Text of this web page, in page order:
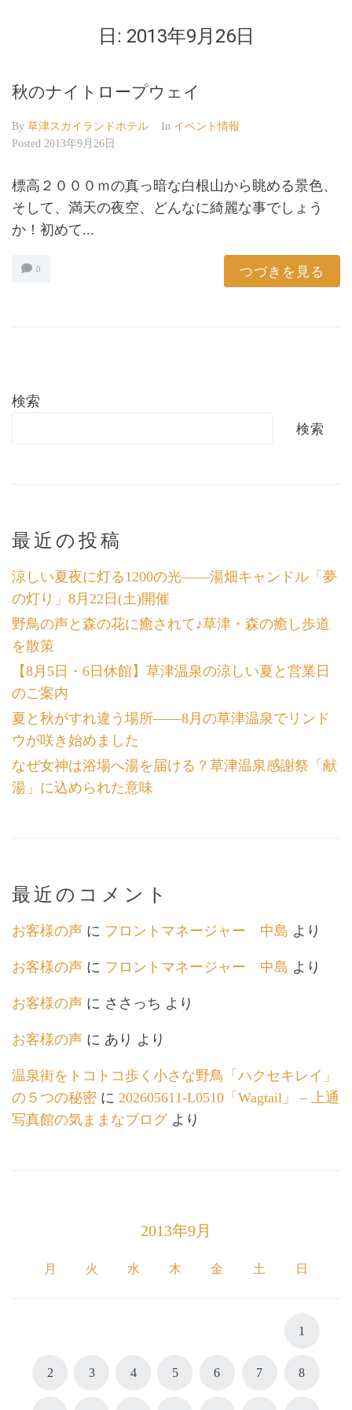
日: 2013年9月26日
秋のナイトロープウェイ
By 草津スカイランドホテル In イベント情報
Posted 2013年9月26日
標高２０００ｍの真っ暗な白根山から眺める景色、
そして、満天の夜空、どんなに綺麗な事でしょう
か！初めて...
0 つづきを見る
検索
検索
最近の投稿
涼しい夏夜に灯る1200の光――湯畑キャンドル「夢
の灯り」8月22日(土)開催
野鳥の声と森の花に癒されて♪草津・森の癒し歩道
を散策
【8月5日・6日休館】草津温泉の涼しい夏と営業日
のご案内
夏と秋がすれ違う場所――8月の草津温泉でリンド
ウが咲き始めました
なぜ女神は浴場へ湯を届ける？草津温泉感謝祭「献
湯」に込められた意味
最近のコメント
お客様の声 に フロントマネージャー 中島 より
お客様の声 に フロントマネージャー 中島 より
お客様の声 に ささっち より
お客様の声 に あり より
温泉街をトコトコ歩く小さな野鳥「ハクセキレイ」
の５つの秘密 に 202605611-L0510「Wagtail」 – 上通
写真館の気ままなブログより
2013年9月
月 火 水 木 金 土 日
1
2 3 4 5 6 7 8